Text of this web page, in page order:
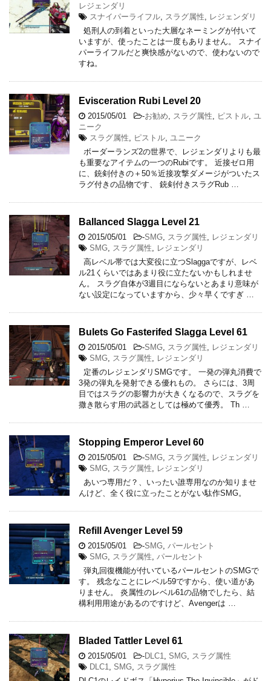
レジェンダリ
スナイパーライフル
スラグ属性
レジェンダリ
処刑人の到着といった大層なネーミングが付いて
いますが、使ったことは一度もありません。 スナイ
パーライフルだと爽快感がないので、使わないので
すね。
Evisceration Rubi Level 20
2015/05/01 -お勧め スラグ属性 ピストル
ユ
ニーク
スラグ属性
ピストル
ユニーク
ボーダーランズ2の世界で、レジェンダリよりも最
も重要なアイテムの一つのRubiです。 近接ゼロ用
に、銃剣付きの＋50％近接攻撃ダメージがついたス
ラグ付きの品物です、 銃剣付きスラグRub …
Ballanced Slagga Level 21
2015/05/01 -SMG スラグ属性
レジェンダリ
SMG
スラグ属性
レジェンダリ
高レベル帯では大変役に立つSlaggaですが、レベ
ル21くらいではあまり役に立たないかもしれませ
ん。 スラグ自体が3週目にならないとあまり意味が
ない設定になっていますから、少々早くですぎ …
Bulets Go Fasterifed Slagga Level 61
2015/05/01 -SMG スラグ属性
レジェンダリ
SMG
スラグ属性
レジェンダリ
定番のレジェンダリSMGです。 一発の弾丸消費で
3発の弾丸を発射できる優れもの。 さらには、3周
目ではスラグの影響力が大きくなるので、スラグを
撒き散らす用の武器としては極めて優秀。 Th …
Stopping Emperor Level 60
2015/05/01 -SMG スラグ属性
レジェンダリ
SMG
スラグ属性
レジェンダリ
あいつ専用だ？、いったい誰専用なのか知りませ
んけど、全く役に立ったことがない駄作SMG。
Refill Avenger Level 59
2015/05/01 -SMG
パールセント
SMG
スラグ属性
パールセント
弾丸回復機能が付いているパールセントのSMGで
す。 残念なことにレベル59ですから、使い道があ
りません。 炎属性のレベル61の品物でしたら、結
構利用用途があるのですけど、Avengerは …
Bladed Tattler Level 61
2015/05/01 -DLC1 SMG
スラグ属性
DLC1
SMG
スラグ属性